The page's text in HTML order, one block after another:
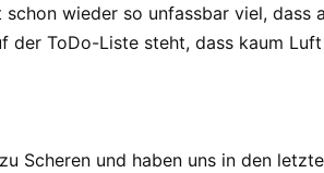
wieder so unfassbar viel, dass
der ToDo-Liste steht, dass kaum
Scheren und haben uns in den